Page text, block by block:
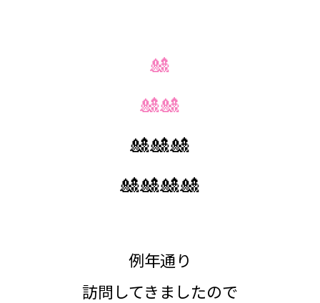
🎎
🎎🎎
🎎🎎🎎
🎎🎎🎎🎎
例年通り
訪問してきましたので